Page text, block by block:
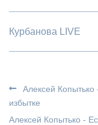
Курбанова LIVE
Алексей
избытке
Алексей Копытько -